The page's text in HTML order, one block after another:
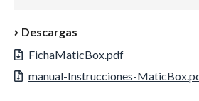
Descargas
FichaMaticBox.pdf
manual-Instrucciones-